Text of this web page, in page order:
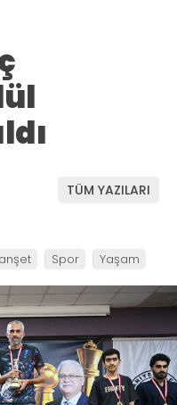
TÜM YAZILARI
Spor Yaşam